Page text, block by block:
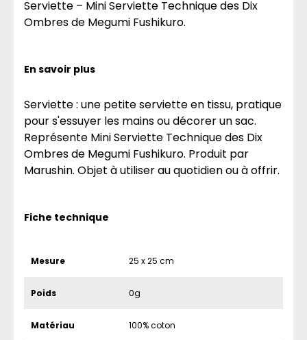
Serviette – Mini Serviette Technique des Dix
Ombres de Megumi Fushikuro.
En savoir plus
Serviette : une petite serviette en tissu, pratique
pour s'essuyer les mains ou décorer un sac.
Représente Mini Serviette Technique des Dix
Ombres de Megumi Fushikuro. Produit par
Marushin. Objet à utiliser au quotidien ou à offrir.
Fiche technique
Mesure 25 x 25 cm
Poids 0g
Matériau 100% coton